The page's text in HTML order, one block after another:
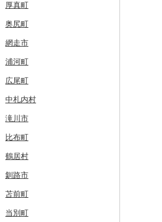
厚真町
奥尻町
網走市
浦河町
広尾町
中札内村
滝川市
比布町
鶴居村
釧路市
苫前町
当別町